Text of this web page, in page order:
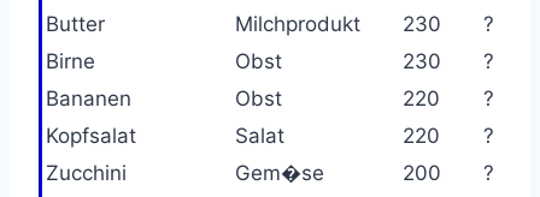
Butter
Milchprodukt 230
?
Birne
Obst 230
?
Bananen
Obst 220
?
Kopfsalat
Salat 220
?
Zucchini
Gem�se 200
?